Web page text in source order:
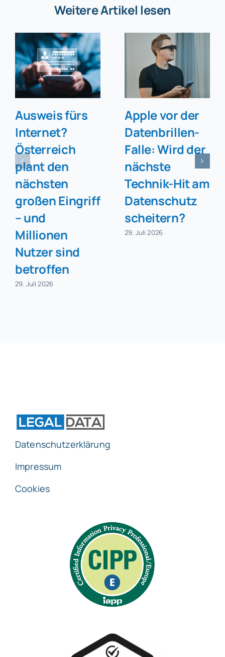
Weitere Artikel lesen
Ausweis fürs
Internet?
Österreich
plant den
nächsten
großen Eingriff
– und
Millionen
Nutzer sind
betroffen
29. Juli 2026
Apple vor der
Datenbrillen-
Falle: Wird der
nächste
Technik-Hit am
Datenschutz
scheitern?
29. Juli 2026
Datenschutzerklärung
Impressum
Cookies